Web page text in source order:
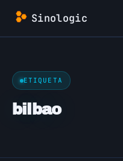
Saltar
contenido
Sinologic
ETIQUETA
bilbao